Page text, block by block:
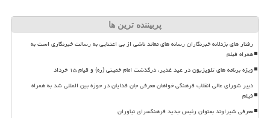
پربیننده ترین ها
رفتار های بزدلانه خبرنگاران رسانه های معاند ناشی از بی اعتنایی به رسالت خبرنگاری است به
همراه فیلم
ویژه برنامه های تلویزیون در عید غدیر، درگذشت امام خمینی (ره) و قیام ۱۵ خرداد
دبیر شورای عالی انقلاب فرهنگی خواهان معرفی جان فدایان در حوزه بین المللی شد به همراه
فیلم
معرفی شیراوند بعنوان رئیس جدید فرهنگسرای نیاوران